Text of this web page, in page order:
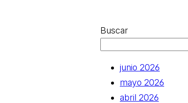
Buscar
junio 2026
mayo 2026
abril 2026